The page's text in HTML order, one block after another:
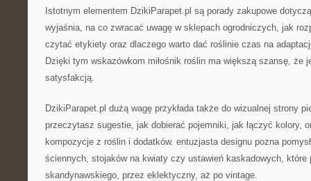
Istotnym elementem DzikiParapet.pl są porady zakupowe
wyjaśnia, na co zwracać uwagę w sklepach ogrodniczych, jak
czytać etykiety oraz dlaczego warto dać roślinie czas na
Dzięki tym wskazówkom miłośnik roślin ma większą szansę, że
satysfakcją.
DzikiParapet.pl dużą wagę przykłada także do wizualnej strony
przeczytasz sugestie, jak dobierać pojemniki, jak łączyć kolory,
kompozycje z roślin i dodatków. entuzjasta designu pozna
ściennych, stojaków na kwiaty czy ustawień kaskadowych, które
skandynawskiego, przez eklektyczny, aż po vintage.